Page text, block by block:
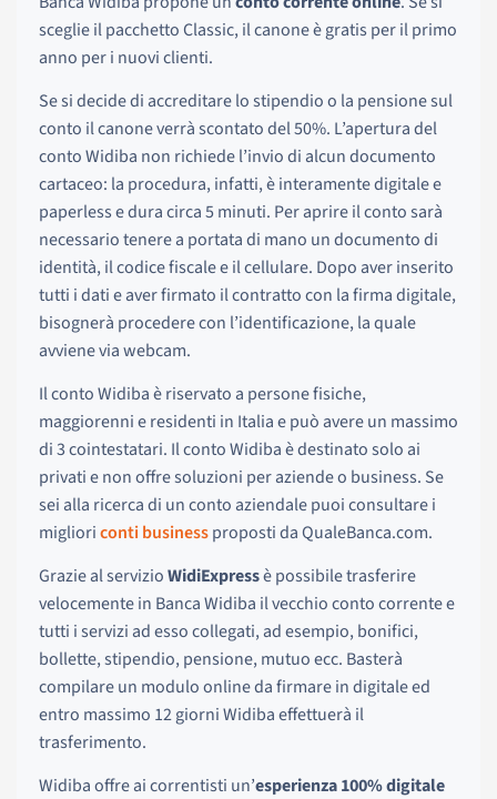
sceglie il pacchetto Classic, il canone è gratis per il primo
anno per i nuovi clienti.
Se si decide di accreditare lo stipendio o la pensione sul
conto il canone verrà scontato del 50%. L’apertura del
conto Widiba non richiede l’invio di alcun documento
cartaceo: la procedura, infatti, è interamente digitale e
paperless e dura circa 5 minuti. Per aprire il conto sarà
necessario tenere a portata di mano un documento di
identità, il codice fiscale e il cellulare. Dopo aver inserito
tutti i dati e aver firmato il contratto con la firma digitale,
bisognerà procedere con l’identificazione, la quale
avviene via webcam.
Il conto Widiba è riservato a persone fisiche,
maggiorenni e residenti in Italia e può avere un massimo
di 3 cointestatari. Il conto Widiba è destinato solo ai
privati e non offre soluzioni per aziende o business. Se
sei alla ricerca di un conto aziendale puoi consultare i
miglioriconti businessproposti da QualeBanca.com.
Grazie al servizioWidiExpressè possibile trasferire
velocemente in Banca Widiba il vecchio conto corrente e
tutti i servizi ad esso collegati, ad esempio, bonifici,
bollette, stipendio, pensione, mutuo ecc. Basterà
compilare un modulo online da firmare in digitale ed
entro massimo 12 giorni Widiba effettuerà il
trasferimento.
Widiba offre ai correntisti un’esperienza 100% digitale